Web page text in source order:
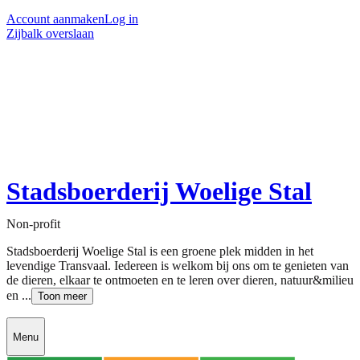
Account aanmakenLog in
Zijbalk overslaan
Stadsboerderij Woelige Stal
Non-profit
Stadsboerderij Woelige Stal is een groene plek midden in het
levendige Transvaal. Iedereen is welkom bij ons om te genieten van
de dieren, elkaar te ontmoeten en te leren over dieren, natuur&milieu
en ... Toon meer
Menu